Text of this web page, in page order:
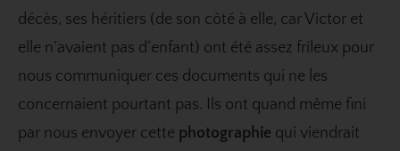
décès, ses héritiers (de son côté à elle, car Victor et
elle n’avaient pas d’enfant) ont été assez frileux pour
nous communiquer ces documents qui ne les
concernaient pourtant pas. Ils ont quand même fini
par nous envoyer cette photographie qui viendrait